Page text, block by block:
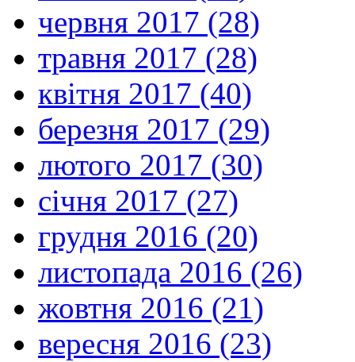
червня 2017 (28)
травня 2017 (28)
квітня 2017 (40)
березня 2017 (29)
лютого 2017 (30)
січня 2017 (27)
грудня 2016 (20)
листопада 2016 (26)
жовтня 2016 (21)
вересня 2016 (23)